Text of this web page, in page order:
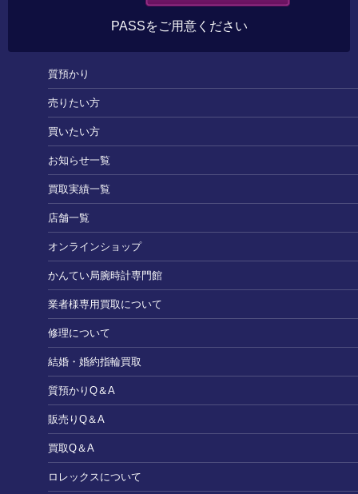
PASSをご用意ください
質預かり
売りたい方
買いたい方
お知らせ一覧
買取実績一覧
店舗一覧
オンラインショップ
かんてい局腕時計専門館
業者様専用買取について
修理について
結婚・婚約指輪買取
質預かりQ＆A
販売りQ＆A
買取Q＆A
ロレックスについて